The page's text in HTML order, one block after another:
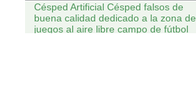
Césped Artificial Césped falsos de
buena calidad dedicado a la zona de
juegos al aire libre campo de fútbol